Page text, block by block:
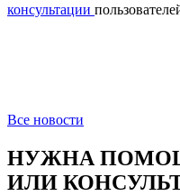
консультации
Все новости
НУЖНА
ИЛИ